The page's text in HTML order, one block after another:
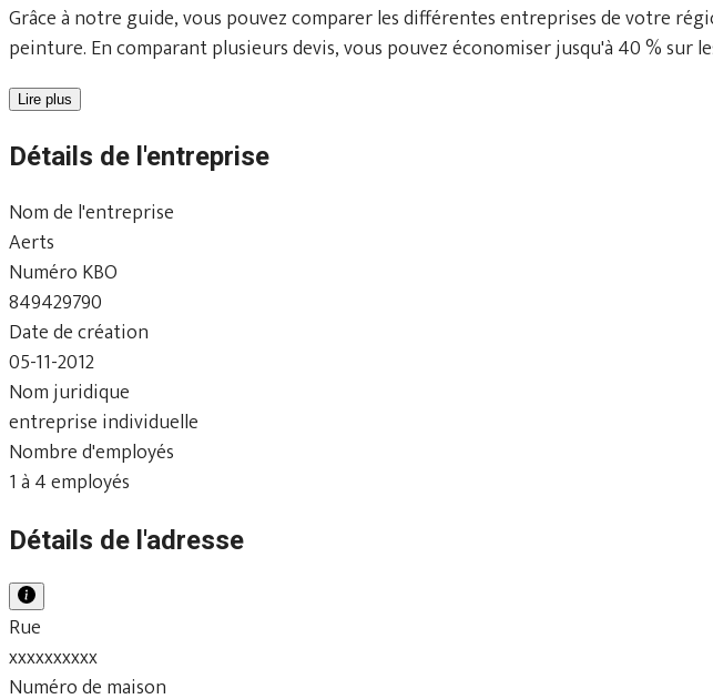
Grâce à notre guide, vous pouvez comparer les différentes entreprises de votre
peinture. En comparant plusieurs devis, vous pouvez économiser jusqu'à 40 % sur
Lire plus
Détails de l'entreprise
Nom de l'entreprise
Aerts
Numéro KBO
849429790
Date de création
05-11-2012
Nom juridique
entreprise individuelle
Nombre d'employés
1 à 4 employés
Détails de l'adresse
Rue
xxxxxxxxxx
Numéro de maison